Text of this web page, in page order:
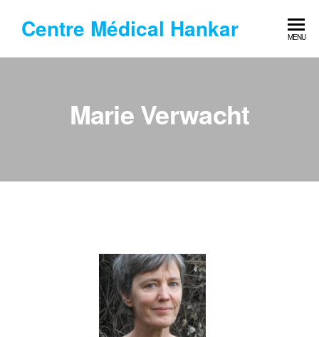
Centre Médical Hankar MENU
Marie Verwacht